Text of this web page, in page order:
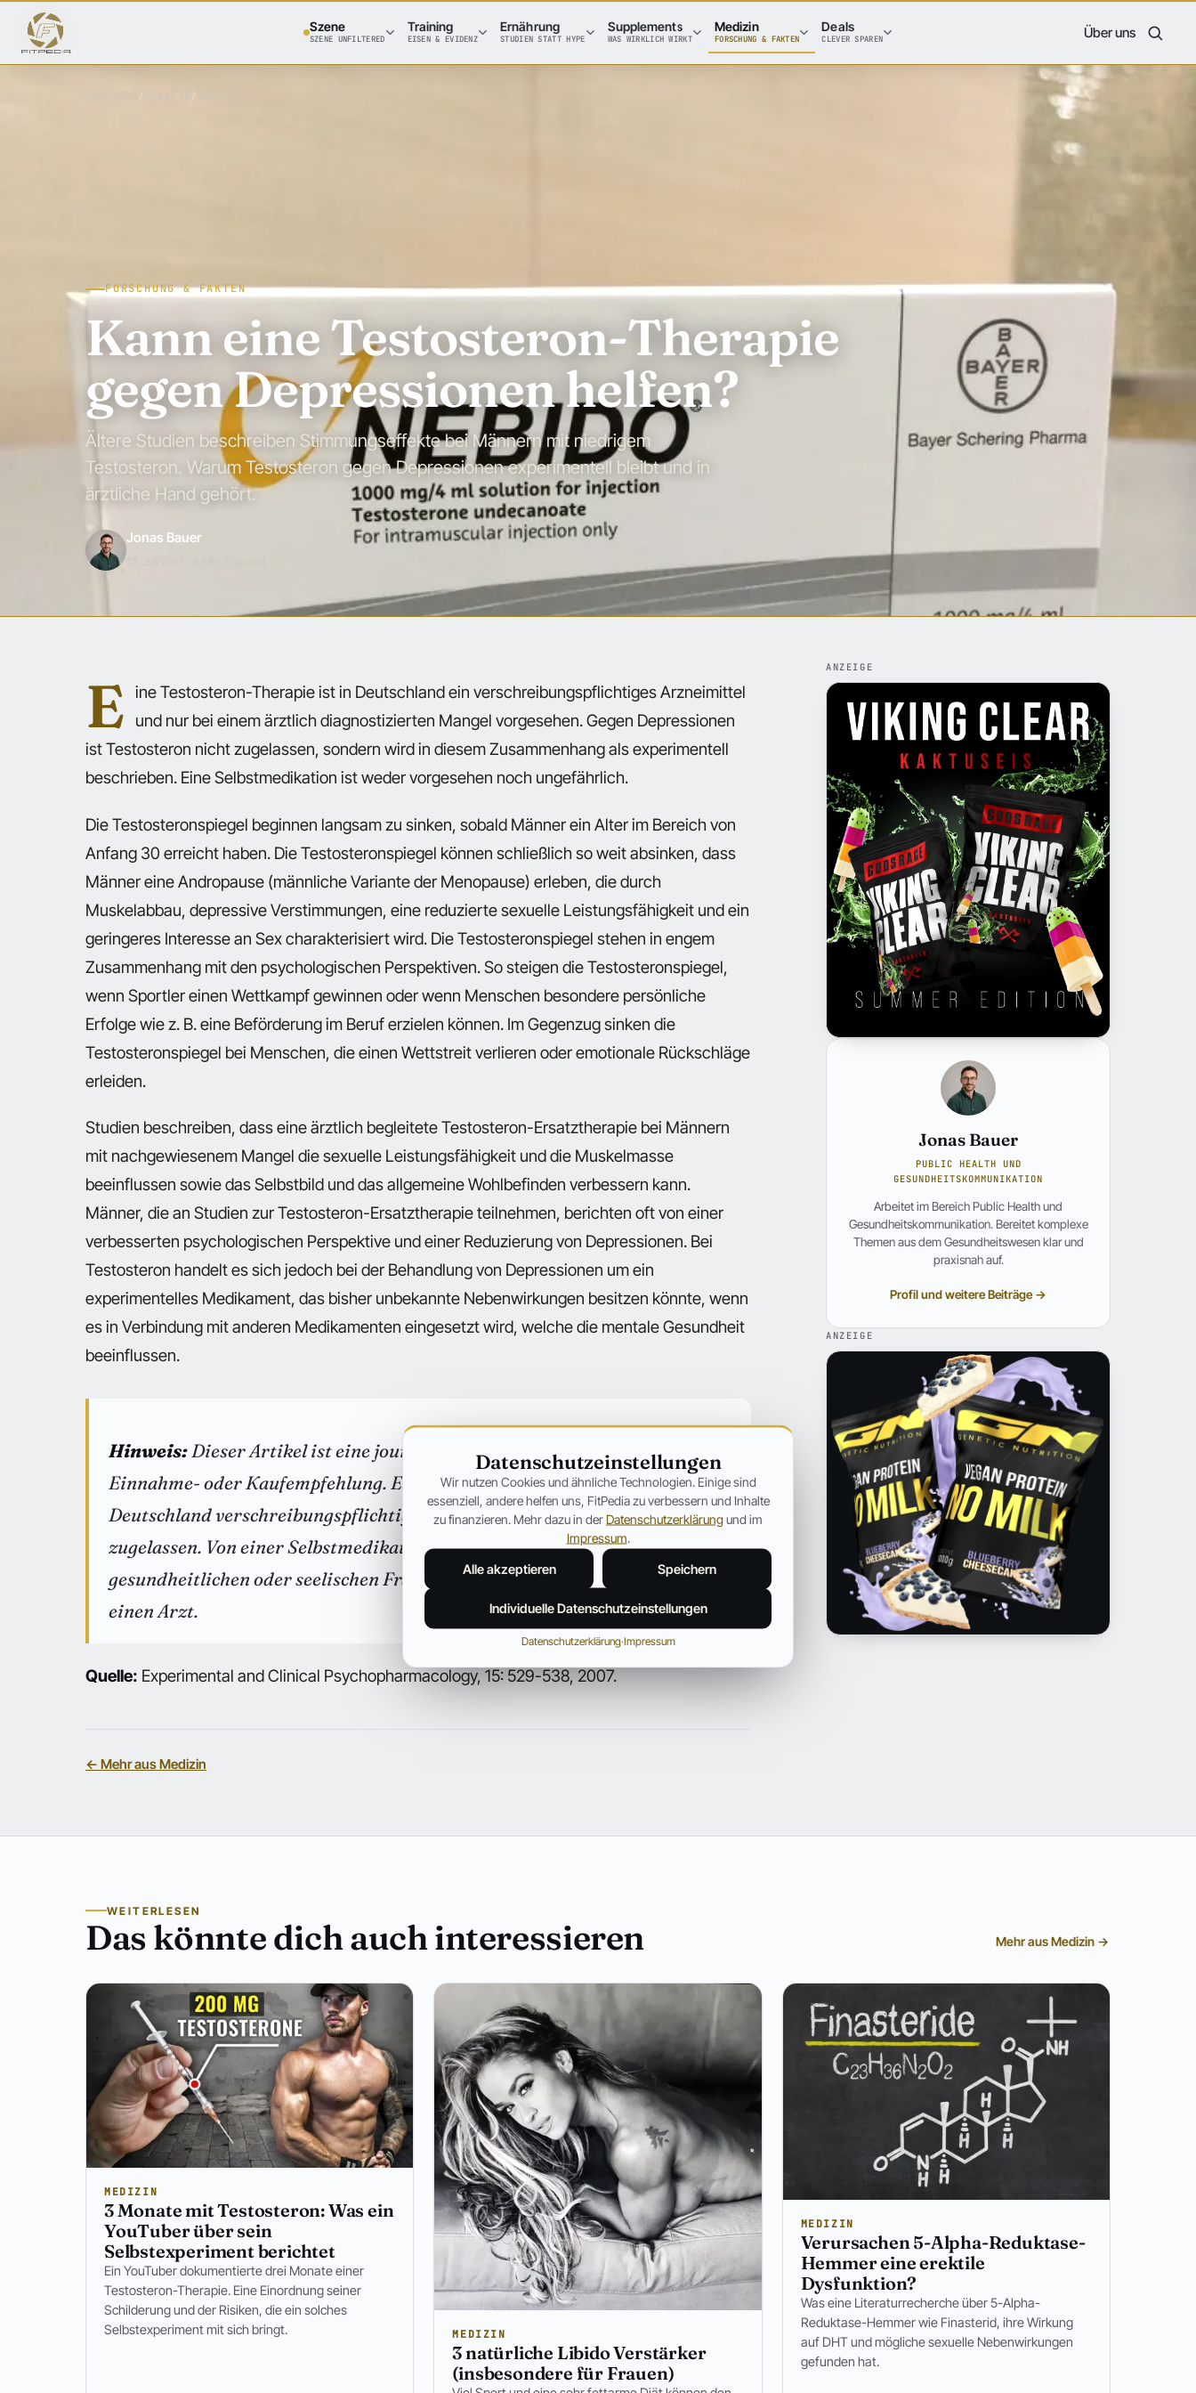
Szene
SZENE UNFILTERED
Training
EISEN & EVIDENZ
Ernährung
STUDIEN STATT HYPE
Supplements
WAS WIRKLICH WIRKT
Medizin
FORSCHUNG & FAKTEN
Deals
CLEVER SPAREN Über uns
/ /
FORSCHUNG & FAKTEN
Kann eine Testosteron-Therapie
gegen Depressionen helfen?
Ältere Studien beschreiben Stimmungseffekte bei Männern mit niedrigem
Testosteron. Warum Testosteron gegen Depressionen experimentell bleibt und in
ärztliche Hand gehört.
Jonas Bauer
E ine Testosteron-Therapie ist in Deutschland ein verschreibungspflichtiges Arzneimittel
und nur bei einem ärztlich diagnostizierten Mangel vorgesehen. Gegen Depressionen
ist Testosteron nicht zugelassen, sondern wird in diesem Zusammenhang als experimentell
beschrieben. Eine Selbstmedikation ist weder vorgesehen noch ungefährlich.
Die Testosteronspiegel beginnen langsam zu sinken, sobald Männer ein Alter im Bereich von
Anfang 30 erreicht haben. Die Testosteronspiegel können schließlich so weit absinken, dass
Männer eine Andropause (männliche Variante der Menopause) erleben, die durch
Muskelabbau, depressive Verstimmungen, eine reduzierte sexuelle Leistungsfähigkeit und ein
geringeres Interesse an Sex charakterisiert wird. Die Testosteronspiegel stehen in engem
Zusammenhang mit den psychologischen Perspektiven. So steigen die Testosteronspiegel,
wenn Sportler einen Wettkampf gewinnen oder wenn Menschen besondere persönliche
Erfolge wie z. B. eine Beförderung im Beruf erzielen können. Im Gegenzug sinken die
Testosteronspiegel bei Menschen, die einen Wettstreit verlieren oder emotionale Rückschläge
erleiden.
Studien beschreiben, dass eine ärztlich begleitete Testosteron-Ersatztherapie bei Männern
mit nachgewiesenem Mangel die sexuelle Leistungsfähigkeit und die Muskelmasse
beeinflussen sowie das Selbstbild und das allgemeine Wohlbefinden verbessern kann.
Männer, die an Studien zur Testosteron-Ersatztherapie teilnehmen, berichten oft von einer
verbesserten psychologischen Perspektive und einer Reduzierung von Depressionen. Bei
Testosteron handelt es sich jedoch bei der Behandlung von Depressionen um ein
experimentelles Medikament, das bisher unbekannte Nebenwirkungen besitzen könnte, wenn
es in Verbindung mit anderen Medikamenten eingesetzt wird, welche die mentale Gesundheit
beeinflussen.
Hinweis: Dieser Artikel ist eine journalistische Einordnung und keine
Einnahme- oder Kaufempfehlung. Eine Testosteron-Therapie ist in
Deutschland verschreibungspflichtig und gegen Depressionen nicht
zugelassen. Von einer Selbstmedikation wird abgeraten. Bei
gesundheitlichen oder seelischen Fragen wende dich an eine Ärztin oder
einen Arzt.
Quelle: Experimental and Clinical Psychopharmacology, 15: 529-538, 2007.
← Mehr aus Medizin
ANZEIGE
Jonas Bauer
PUBLIC HEALTH UND
GESUNDHEITSKOMMUNIKATION
Arbeitet im Bereich Public Health und
Gesundheitskommunikation. Bereitet komplexe
Themen aus dem Gesundheitswesen klar und
praxisnah auf.
Profil und weitere Beiträge →
ANZEIGE
WEITERLESEN
Das könnte dich auch interessieren Mehr aus Medizin →
MEDIZIN
3 Monate mit Testosteron: Was ein
YouTuber über sein
Selbstexperiment berichtet
Ein YouTuber dokumentierte drei Monate einer
Testosteron-Therapie. Eine Einordnung seiner
Schilderung und der Risiken, die ein solches
Selbstexperiment mit sich bringt.
MEDIZIN
3 natürliche Libido Verstärker
(insbesondere für Frauen)
MEDIZIN
Verursachen 5-Alpha-Reduktase-
Hemmer eine erektile
Dysfunktion?
Was eine Literaturrecherche über 5-Alpha-
Reduktase-Hemmer wie Finasterid, ihre Wirkung
auf DHT und mögliche sexuelle Nebenwirkungen
gefunden hat.
Datenschutzeinstellungen
Wir nutzen Cookies und ähnliche Technologien. Einige sind
essenziell, andere helfen uns, FitPedia zu verbessern und Inhalte
zu finanzieren. Mehr dazu in der Datenschutzerklärungund im
Impressum
Alle akzeptieren Speichern
Individuelle Datenschutzeinstellungen
Datenschutzerklärung·Impressum